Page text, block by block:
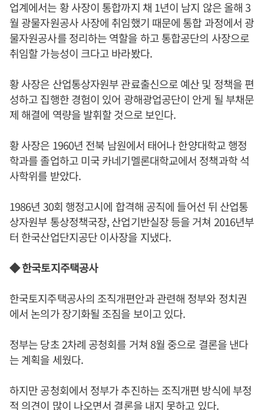
업계에서는 황 사장이 통합까지 채 1년이 남지 않은 올해 3
월 광물자원공사 사장에 취임했기 때문에 통합 과정에서 광
물자원공사를 정리하는 역할을 하고 통합공단의 사장으로
취임할 가능성이 크다고 바라봤다.
황 사장은 산업통상자원부 관료출신으로 예산 및 정책을 편
성하고 집행한 경험이 있어 광해광업공단이 안게 될 부채문
제 해결에 역량을 발휘할 것으로 보인다.
황 사장은 1960년 전북 남원에서 태어나 한양대학교 행정
학과를 졸업하고 미국 카네기멜론대학교에서 정책과학 석
사학위를 받았다.
1986년 30회 행정고시에 합격해 공직에 들어선 뒤 산업통
상자원부 통상정책국장, 산업기반실장 등을 거쳐 2016년부
터 한국산업단지공단 이사장을 지냈다.
◆ 한국토지주택공사
한국토지주택공사의 조직개편안과 관련해 정부와 정치권
에서 논의가 장기화될 조짐을 보이고 있다.
정부는 당초 2차례 공청회를 거쳐 8월 중으로 결론을 낸다
는 계획을 세웠다.
하지만 공청회에서 정부가 추진하는 조직개편 방식에 부정
적 의견이 많이 나오면서 결론을 내지 못하고 있다.